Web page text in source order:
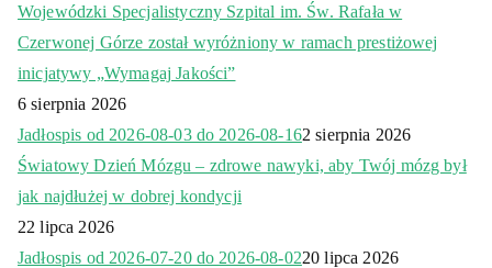
Wojewódzki Specjalistyczny Szpital im. Św. Rafała w
Czerwonej Górze został wyróżniony w ramach prestiżowej
inicjatywy „Wymagaj Jakości”
6 sierpnia 2026
Jadłospis od 2026-08-03 do 2026-08-162 sierpnia 2026
Światowy Dzień Mózgu – zdrowe nawyki, aby Twój mózg był
jak najdłużej w dobrej kondycji
22 lipca 2026
Jadłospis od 2026-07-20 do 2026-08-0220 lipca 2026